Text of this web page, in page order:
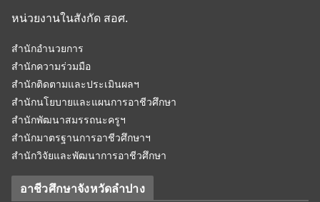
หน่วยงานในสังกัด สอศ.
สำนักอำนวยการ
สำนักความร่วมมือ
สำนักติดตามและประเมินผลฯ
สำนักนโยบายและแผนการอาชีวศึกษา
สำนักพัฒนาสมรรถนะครูฯ
สำนักมาตรฐานการอาชีวศึกษาฯ
สำนักวิจัยและพัฒนาการอาชีวศึกษา
อาชีวศึกษาจังหวัดลำปาง